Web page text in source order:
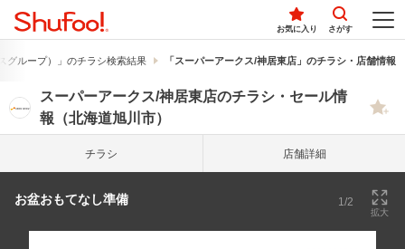
お気に入り さがす
グループ）」のチラシ検索結果 「スーパーアークス/神居東店」のチラシ・店舗情報
スーパーアークス/神居東店のチラシ・セール情
報（北海道旭川市）
チラシ 店舗詳細
お盆おもてなし準備 1/2
拡大